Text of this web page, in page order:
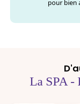
pour bien
La SPA -